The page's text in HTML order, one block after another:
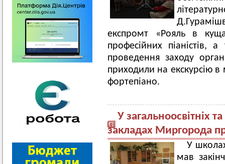
експромт «Рояль в
професійних піаністів,
проведення заходу
приходили на екскурсію
фортепіано.
У загальноосвітніх
закладах Миргорода
У
мав